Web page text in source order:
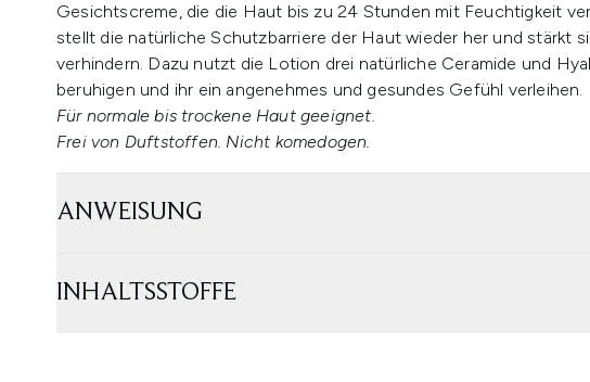
Gesichtscreme, die die Haut bis zu 24 Stunden mit Feuchtigkeit
stellt die natürliche Schutzbarriere der Haut wieder her und stärkt
verhindern. Dazu nutzt die Lotion drei natürliche Ceramide und
beruhigen und ihr ein angenehmes und gesundes Gefühl verleihen.
Für normale bis trockene Haut geeignet.
Frei von Duftstoffen. Nicht komedogen.
ANWEISUNG
INHALTSSTOFFE